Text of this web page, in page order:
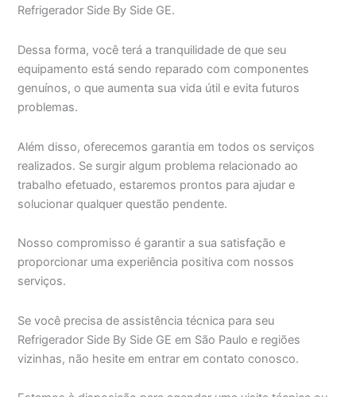
Refrigerador Side By Side GE.
Dessa forma, você terá a tranquilidade de que seu
equipamento está sendo reparado com componentes
genuínos, o que aumenta sua vida útil e evita futuros
problemas.
Além disso, oferecemos garantia em todos os serviços
realizados. Se surgir algum problema relacionado ao
trabalho efetuado, estaremos prontos para ajudar e
solucionar qualquer questão pendente.
Nosso compromisso é garantir a sua satisfação e
proporcionar uma experiência positiva com nossos
serviços.
Se você precisa de assistência técnica para seu
Refrigerador Side By Side GE em São Paulo e regiões
vizinhas, não hesite em entrar em contato conosco.